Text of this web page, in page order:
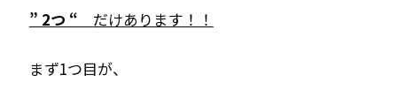
” 2つ “ だけあります！！
まず1つ目が、